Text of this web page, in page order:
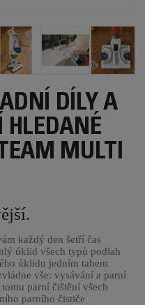
DÍLY A
HLEDANÉ
MULTI
každý den šetří čas
úklid všech typů podlah
úklidu jedním tahem
vše: vysávání a parní
parní čištění všech
parního čističe